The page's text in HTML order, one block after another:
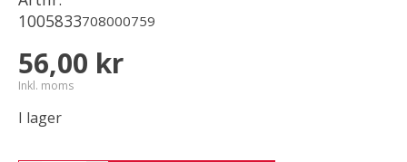
1005833708000759
56,00 kr
Inkl. moms
I lager